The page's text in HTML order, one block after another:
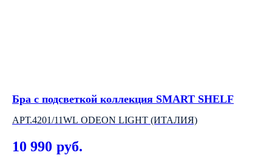
Бра с подсветкой коллекция SMART SHELF
АРТ.4201/11WL ODEON LIGHT (ИТАЛИЯ)
10 990 руб.